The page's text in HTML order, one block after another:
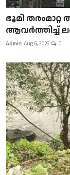
ഭൂമി
ആവർത്തിച്ച്
Admin Aug 6, 2026 0